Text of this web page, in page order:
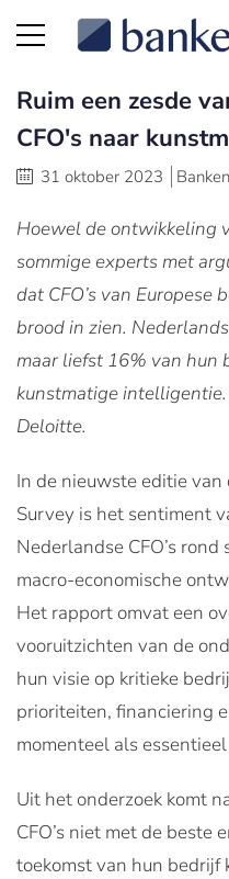
Ruim een zesde
CFO's naar
31 oktober 2023
Hoewel de ontwikkeling
sommige experts met
dat CFO’s van
brood in zien.
maar liefst 16% van hun
kunstmatige
Deloitte.
In de nieuwste editie
Survey is het sentiment
Nederlandse CFO’s
macro-economische
Het rapport omvat een
vooruitzichten van de
hun visie op kritieke
prioriteiten, financiering
momenteel als
Uit het onderzoek komt
CFO’s niet met de beste
toekomst van hun bedrijf